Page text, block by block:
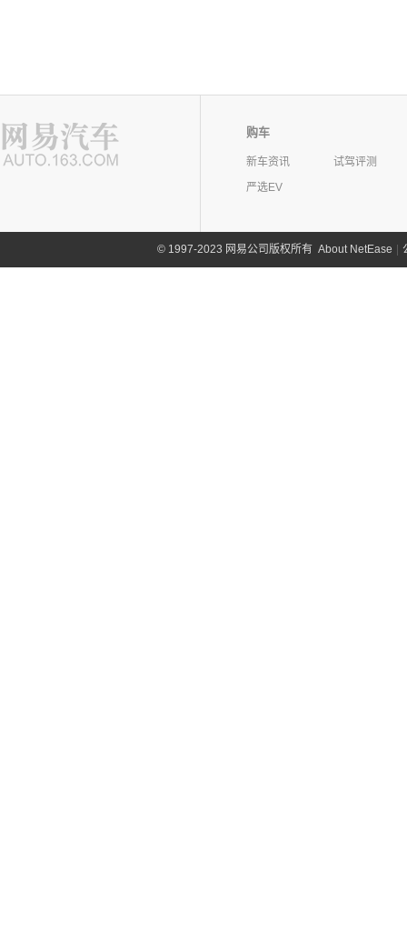
购车
新车资讯
试驾评测
严选EV
©1997-2023 网易公司版权所有 About NetEase